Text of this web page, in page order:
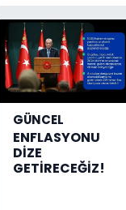
GÜNCEL
ENFLASYONU
DİZE
GETİRECEĞİZ!